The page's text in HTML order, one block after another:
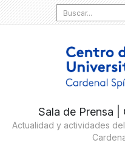
Search
for: